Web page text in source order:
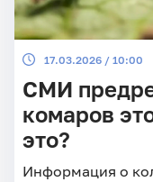
17.03.2026 / 10:00
СМИ
комаров
это?
Информация о